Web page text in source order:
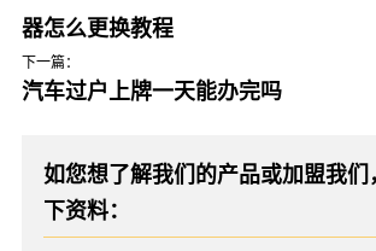
器怎么更换教程
下一篇：
汽车过户上牌一天能办完吗
如您想了解我们的产品或加盟我们
下资料：